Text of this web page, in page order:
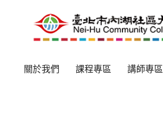
關於我們 課程專區 講師專區